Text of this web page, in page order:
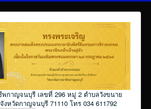
กาญจนบุรี เลขที่ 296 หมู่ 2 ตำบลวังขนาย
งหวัดกาญจนบุรี 71110 โทร 034 611792